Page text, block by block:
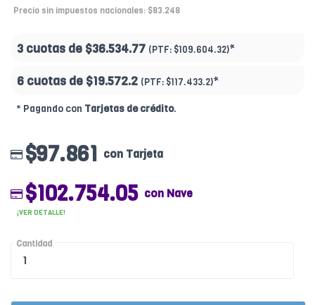
Precio sin impuestos nacionales: $83.248
3 cuotas de $36.534.77 (PTF: $109.604.32)*
6 cuotas de $19.572.2 (PTF: $117.433.2)*
* Pagando con Tarjetas de crédito.
$97.861 con Tarjeta
$102.754.05 con Nave
¡VER DETALLE!
Cantidad